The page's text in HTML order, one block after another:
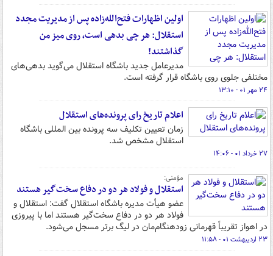
اولین اظهارات فتح‌الله‌زاده پس از مدیریت مجدد
استقلال:‌ هر چی بدهی‌ است، روی میز من
گذاشتند!
مدیرعامل جدید باشگاه استقلال می‌گوید بدهی‌های
مختلفی جلوی روی باشگاه قرار گرفته است.
۲۴ مهر ۰۱ - ۱۳:۱۰
اعلام تاریخ رای پرونده‌های استقلال
زمان تعیین تکلیف سه پرونده بین المللی باشگاه
استقلال مشخص شد.
۲۷ خرداد ۰۱ - ۱۴:۰۶
مؤمنی:‌
استقلال و فولاد هر دو در دفاع سخت‌گیر هستند
عضو هیأت مدیره باشگاه استقلال گفت:‌ استقلال و
فولاد هر دو در دفاع سخت‌گیر هستند اما با پیروزی
در اهواز تقریباً قهرمانی زودهنگام‌مان در لیگ برتر مسجل می‌شود.
۲۳ اردیبهشت ۰۱ - ۱۱:۵۸